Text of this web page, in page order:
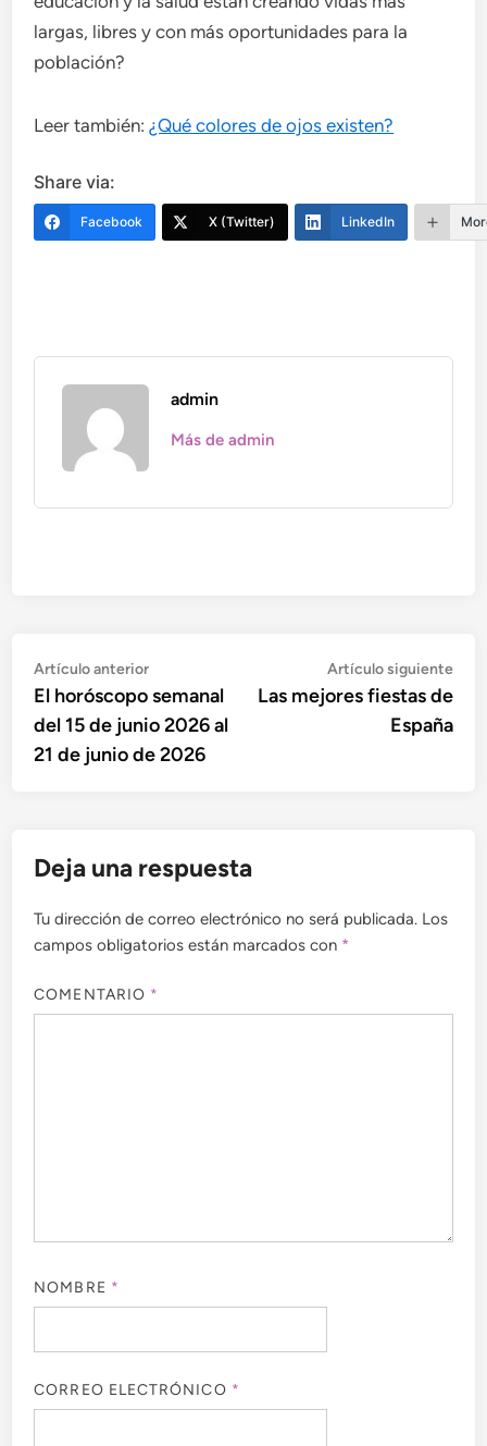
largas, libres y con más oportunidades para la
población?
Leer también:¿Qué colores de ojos existen?
Share via:
Facebook X (Twitter) LinkedIn
admin
Más de admin
Navegación
de
entradas
Artículo anteriorArtículo
anterior:
El horóscopo semanal
del 15 de junio 2026 al
21 de junio de 2026
Artículo siguiente
Las mejores fiestas de
España
Deja una respuesta
Tu dirección de correo electrónico no será publicada. Los
campos obligatorios están marcados con *
COMENTARIO *
NOMBRE *
CORREO ELECTRÓNICO *